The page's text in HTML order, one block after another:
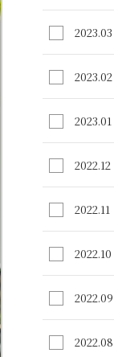
2023.03
2023.02
2023.01
2022.12
2022.11
2022.10
2022.09
2022.08